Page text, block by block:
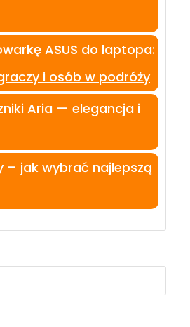
ASUS do laptopa:
i osób w podróży
Aria — elegancja i
– jak wybrać najlepszą